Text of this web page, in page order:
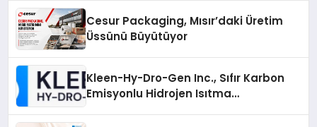
Cesur Packaging, Mısır’daki Üretim
Üssünü Büyütüyor
Kleen-Hy-Dro-Gen Inc., Sıfır Karbon
Emisyonlu Hidrojen Isıtma